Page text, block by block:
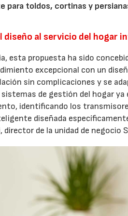
para toldos, cortinas y
diseño al servicio del hogar
esta propuesta ha sido
excepcional con un
sin complicaciones y se
de gestión del hogar
identificando los
diseñada
director de la unidad de negocio